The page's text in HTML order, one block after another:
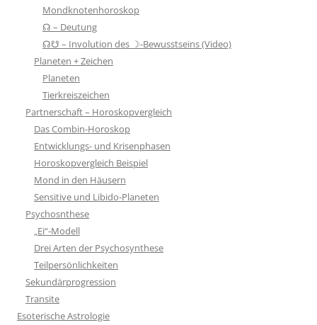
Mondknotenhoroskop
☊ – Deutung
☊☋ – Involution des ☽-Bewusstseins (Video)
Planeten + Zeichen
Planeten
Tierkreiszeichen
Partnerschaft – Horoskopvergleich
Das Combin-Horoskop
Entwicklungs- und Krisenphasen
Horoskopvergleich Beispiel
Mond in den Häusern
Sensitive und Libido-Planeten
Psychosnthese
„Ei“-Modell
Drei Arten der Psychosynthese
Teilpersönlichkeiten
Sekundärprogression
Transite
Esoterische Astrologie